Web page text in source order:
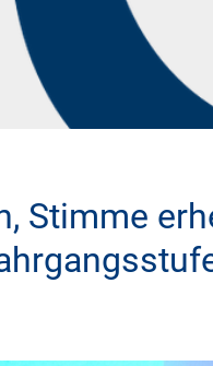
Stimme